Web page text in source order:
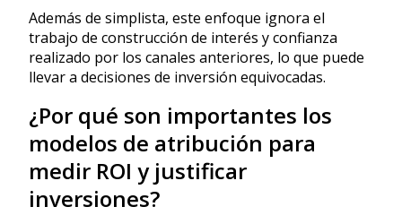
Además de simplista, este enfoque ignora el
trabajo de construcción de interés y confianza
realizado por los canales anteriores, lo que puede
llevar a decisiones de inversión equivocadas.
¿Por qué son importantes los
modelos de atribución para
medir ROI y justificar
inversiones?